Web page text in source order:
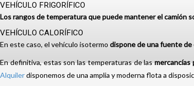
VEHÍCULO FRIGORÍFICO
Los rangos de temperatura que puede mantener el camión
VEHÍCULO CALORÍFICO
En este caso, el vehículo isotermo dispone de una fuente de
En definitiva, estas son las temperaturas de lasmercancías
Alquilerdisponemos de una amplia y moderna flota a